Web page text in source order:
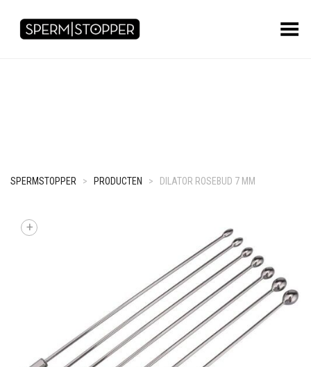
Toggle Menu
SPERMSTOPPER > PRODUCTEN > DILATOR ROSEBUD 7 MM
+